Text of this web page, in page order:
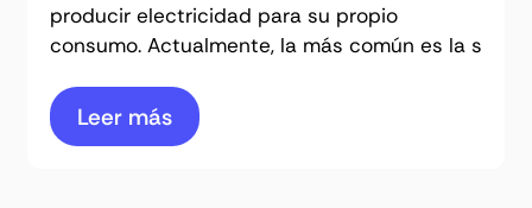
producir electricidad para su propio
consumo. Actualmente, la más común es la s
Leer más